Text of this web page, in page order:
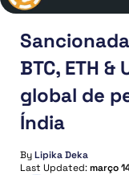
BTC, ETH
global de
Índia
ByLipika Deka
Last Updated:março